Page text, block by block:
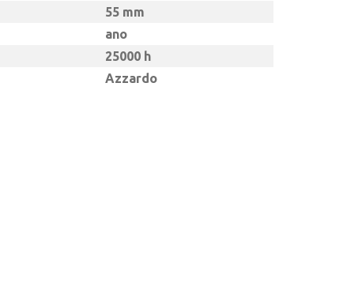
55 mm
ano
25000 h
Azzardo